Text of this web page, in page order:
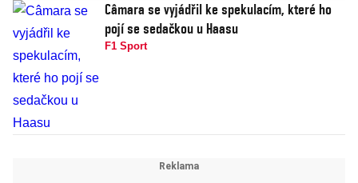
Câmara se vyjádřil ke spekulacím, které ho
pojí se sedačkou u Haasu
F1 Sport